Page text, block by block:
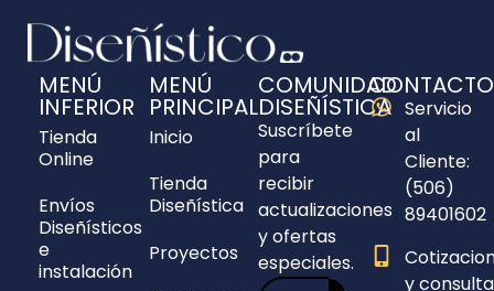
MENÚ
INFERIOR
Tienda
Online
Envíos
Diseñísticos
e
instalación
MENÚ
PRINCIPAL
Inicio
Tienda
Diseñística
Proyectos
COMUNIDAD
DISEÑÍSTICA
Suscríbete
para
recibir
actualizaciones
y ofertas
especiales.
CONTACTO
Servicio
al
Cliente:
(506)
89401602
y